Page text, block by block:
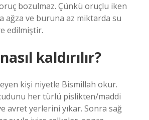
bozulmaz. Çünkü oruçlu iken
ağza ve buruna az miktarda su
edilmiştir.
kaldırılır?
kişi niyetle Bismillah okur.
her türlü pislikten/maddi
avret yerlerini yıkar. Sonra sağ